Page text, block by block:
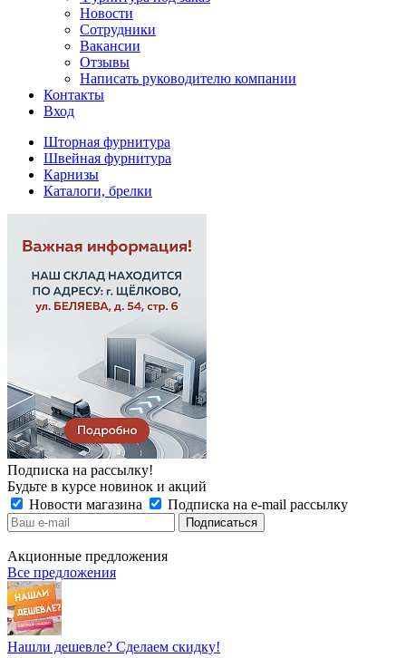
Новости
Сотрудники
Вакансии
Отзывы
Написать руководителю компании
Контакты
Вход
Шторная фурнитура
Швейная фурнитура
Карнизы
Каталоги, брелки
Подписка на рассылку!
Будьте в курсе новинок и акций
Новости магазина
Подписка на e-mail рассылку
Акционные предложения
Все предложения
Нашли дешевле? Сделаем скидку!